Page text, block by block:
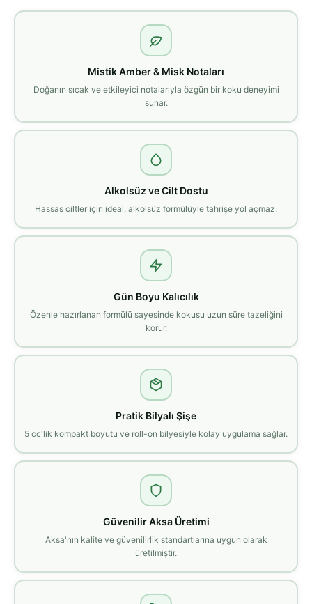
Mistik Amber & Misk Notaları
Doğanın sıcak ve etkileyici notalarıyla özgün bir koku deneyimi
sunar.
Alkolsüz ve Cilt Dostu
Hassas ciltler için ideal, alkolsüz formülüyle tahrişe yol açmaz.
Gün Boyu Kalıcılık
Özenle hazırlanan formülü sayesinde kokusu uzun süre tazeliğini
korur.
Pratik Bilyalı Şişe
5 cc'lik kompakt boyutu ve roll-on bilyesiyle kolay uygulama sağlar.
Güvenilir Aksa Üretimi
Aksa'nın kalite ve güvenilirlik standartlarına uygun olarak
üretilmiştir.